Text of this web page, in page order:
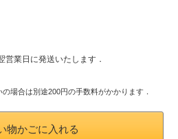
業日に発送いたします．
場合は別途200円の手数料がかかります．
物かごに入れる